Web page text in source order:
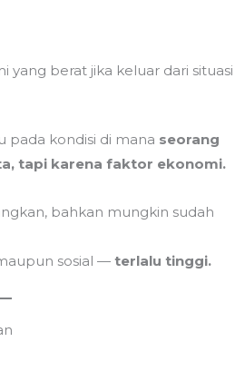
yang berat jika keluar dari situasi
pada kondisi di mana seorang
tapi karena faktor ekonomi.
bahkan mungkin sudah
sosial —terlalu tinggi.